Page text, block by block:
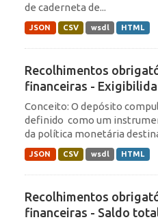
de caderneta de...
JSON CSV wsdl HTML
Recolhimentos
financeiras -
Conceito: O depósito
definido como um
da política monetária
JSON CSV wsdl HTML
Recolhimentos
financeiras - Saldo